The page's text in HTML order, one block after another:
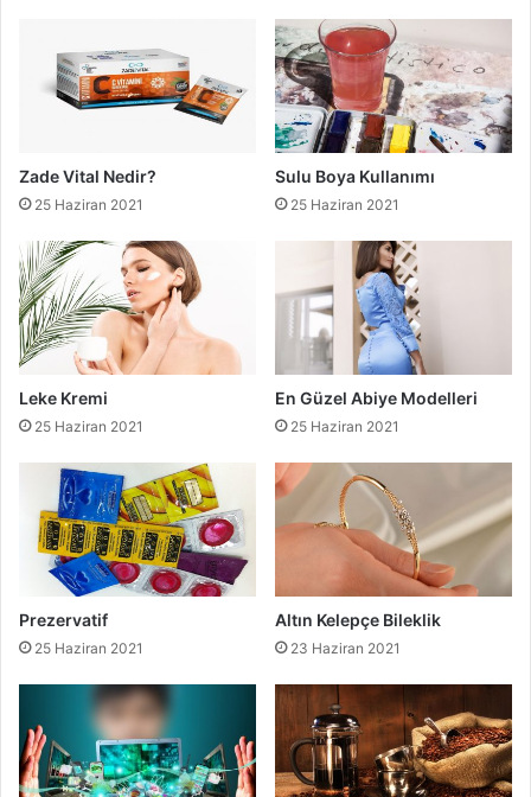
Zade Vital Nedir?
25 Haziran 2021
Sulu Boya Kullanımı
25 Haziran 2021
Leke Kremi
25 Haziran 2021
En Güzel Abiye Modelleri
25 Haziran 2021
Prezervatif
25 Haziran 2021
Altın Kelepçe Bileklik
23 Haziran 2021